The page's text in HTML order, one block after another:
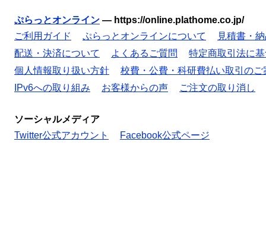
ぷらっとオンライン — https://online.plathome.co.jp/
ご利用ガイド
ぷらっとオンラインについて
見積書・
配送・決済について
よくあるご質問
特定商取引法に
個人情報取り扱い方針
校費・公費・科研費払い取引のご
IPv6への取り組み
お客様からの声 ご注文の取り消し
ソーシャルメディア
Twitter公式アカウント
Facebook公式ページ